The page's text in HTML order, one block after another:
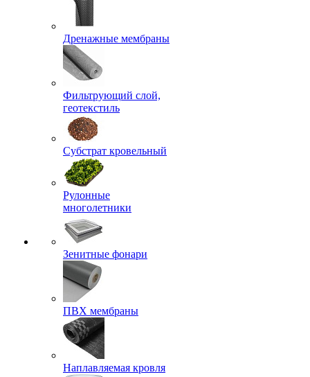
Дренажные мембраны
Фильтрующий слой,
геотекстиль
Субстрат кровельный
Рулонные
многолетники
Зенитные фонари
ПВХ мембраны
Наплавляемая кровля